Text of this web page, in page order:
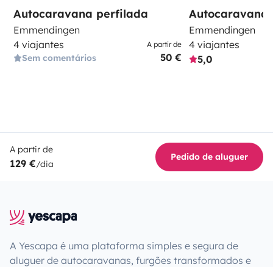
Autocaravana perfilada
Emmendingen
4 viajantes
Sem comentários
A partir de
50 €
Autocaravana
Emmendingen
4 viajantes
5,0
A partir de
129 €/dia
Pedido de aluguer
A Yescapa é uma plataforma simples e segura de
aluguer de autocaravanas, furgões transformados e